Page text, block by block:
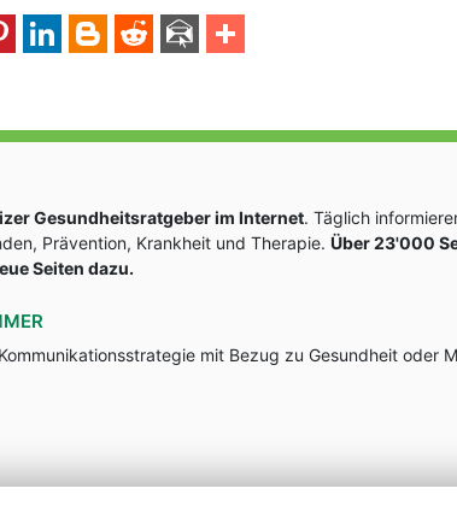
Gesundheitsratgeber im Internet. Täglich
Prävention, Krankheit und Therapie. Über 23'000
Seiten dazu.
mit Bezug zu Gesundheit oder